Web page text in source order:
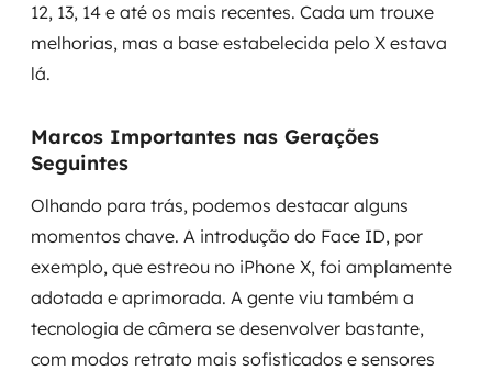
12, 13, 14 e até os mais recentes. Cada um trouxe
melhorias, mas a base estabelecida pelo X estava
lá.
Marcos Importantes nas Gerações
Seguintes
Olhando para trás, podemos destacar alguns
momentos chave. A introdução do Face ID, por
exemplo, que estreou no iPhone X, foi amplamente
adotada e aprimorada. A gente viu também a
tecnologia de câmera se desenvolver bastante,
com modos retrato mais sofisticados e sensores